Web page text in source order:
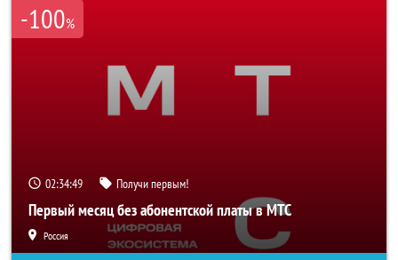
-100%
02:34:47 Получи первым!
Первый месяц без абонентской платы в МТС
Россия